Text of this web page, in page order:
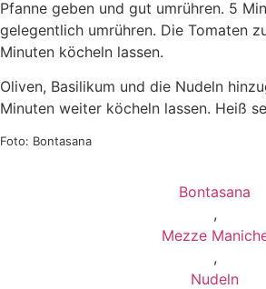
Pfanne geben und gut umrühren. 5
gelegentlich umrühren. Die Tomaten
Minuten köcheln lassen.
Oliven, Basilikum und die Nudeln
Minuten weiter köcheln lassen. Heiß
Foto: Bontasana
Bontasana
,
Mezze
,
Nudeln